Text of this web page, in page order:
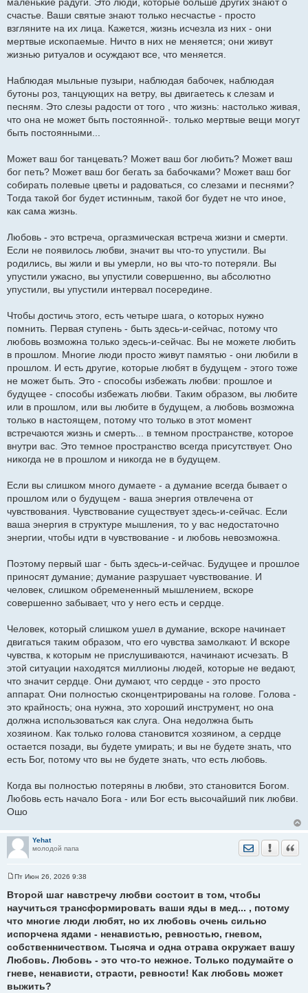
счастье. Ваши святые знают только несчастье - просто
взгляните на их лица. Кажется, жизнь исчезла из них - они
мертвые ископаемые. Ничто в них не меняется; они живут
жизнью ритуалов и осуждают все, что меняется.
Наблюдая мыльные пузыри, наблюдая бабочек, наблюдая
бутоны роз, танцующих на ветру, вы двигаетесь к слезам и
песням. Это слезы радости от того , что жизнь: настолько живая,
что она не может быть постоянной-. только мертвые вещи могут
быть постоянными...
Может ваш бог танцевать? Может ваш бог любить? Может ваш
бог петь? Может ваш бог бегать за бабочками? Может ваш бог
собирать полевые цветы и радоваться, со слезами и песнями?
Тогда такой бог будет истинным, такой бог будет не что иное,
как сама жизнь.
Любовь - это встреча, оргазмическая встреча жизни и смерти.
Если не появилось любви, значит вы что-то упустили. Вы
родились, вы жили и вы умерли, но вы что-то потеряли. Вы
упустили ужасно, вы упустили совершенно, вы абсолютно
упустили, вы упустили интервал посередине.
Чтобы достичь этого, есть четыре шага, о которых нужно
помнить. Первая ступень - быть здесь-и-сейчас, потому что
любовь возможна только эдесь-и-сейчас. Вы не можете любить
в прошлом. Многие люди просто живут памятью - они любили в
прошлом. И есть другие, которые любят в будущем - этого тоже
не может быть. Это - способы избежать любви: прошлое и
будущее - способы избежать любви. Таким образом, вы любите
или в прошлом, или вы любите в будущем, а любовь возможна
только в настоящем, потому что только в этот момент
встречаются жизнь и смерть... в темном пространстве, которое
внутри вас. Это темное пространство всегда присутствует. Оно
никогда не в прошлом и никогда не в будущем.
Если вы слишком много думаете - а думание всегда бывает о
прошлом или о будущем - ваша энергия отвлечена от
чувствования. Чувствование существует здесь-и-сейчас. Если
ваша энергия в структуре мышления, то у вас недостаточно
энергии, чтобы идти в чувствование - и любовь невозможна.
Поэтому первый шаг - быть здесь-и-сейчас. Будущее и прошлое
приносят думание; думание разрушает чувствование. И
человек, слишком обремененный мышлением, вскоре
совершенно забывает, что у него есть и сердце.
Человек, который слишком ушел в думание, вскоре начинает
двигаться таким образом, что его чувства замолкают. И вскоре
чувства, к которым не прислушиваются, начинают исчезать. В
этой ситуации находятся миллионы людей, которые не ведают,
что значит сердце. Они думают, что сердце - это просто
аппарат. Они полностью сконцентрированы на голове. Голова -
это крайность; она нужна, это хороший инструмент, но она
должна использоваться как слуга. Она недолжна быть
хозяином. Как только голова становится хозяином, а сердце
остается позади, вы будете умирать; и вы не будете знать, что
есть Бог, потому что вы не будете знать, что есть любовь.
Когда вы полностью потеряны в любви, это становится Богом.
Любовь есть начало Бога - или Бог есть высочайший пик любви.
Ошо
Yehat
молодой папа
Отправить
о
б
щ
е
н
е
Пт Июн 26, 2026 9:38
Второй шаг навстречу любви состоит в том, чтобы
научиться трансформировать ваши яды в мед... , потому
что многие люди любят, но их любовь очень сильно
испорчена ядами - ненавистью, ревностью, гневом,
собственничеством. Тысяча и одна отрава окружает вашу
Любовь. Любовь - это что-то нежное. Только подумайте о
гневе, ненависти, страсти, ревности! Как любовь может
выжить?